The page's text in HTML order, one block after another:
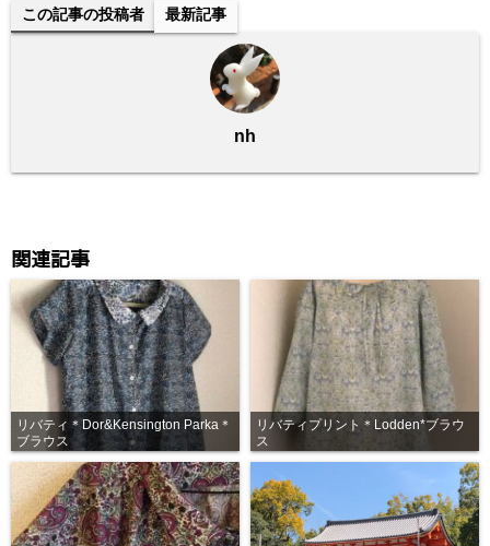
e
er
この記事の投稿者 最新記事
nh
関連記事
リバティ＊Dor&Kensington Parka＊
ブラウス
リバティプリント＊Lodden*ブラウ
ス